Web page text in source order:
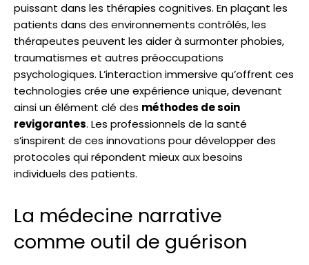
puissant dans les thérapies cognitives. En plaçant les
patients dans des environnements contrôlés, les
thérapeutes peuvent les aider à surmonter phobies,
traumatismes et autres préoccupations
psychologiques. L’interaction immersive qu’offrent ces
technologies crée une expérience unique, devenant
ainsi un élément clé des méthodes de soin
revigorantes. Les professionnels de la santé
s’inspirent de ces innovations pour développer des
protocoles qui répondent mieux aux besoins
individuels des patients.
La médecine narrative
comme outil de guérison